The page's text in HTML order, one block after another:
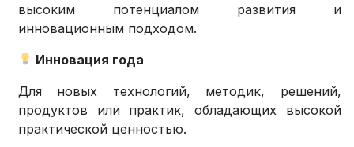
высоким потенциалом развития и
инновационным подходом.
Инновация года
Для новых технологий, методик, решений,
продуктов или практик, обладающих высокой
практической ценностью.